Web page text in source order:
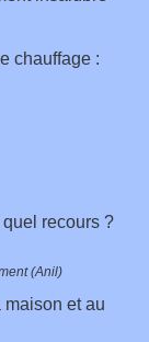
chauffage :
recours ?
(Anil)
et au